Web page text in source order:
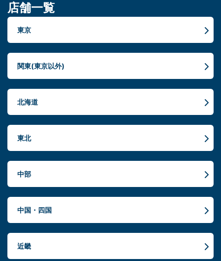
店舗一覧
東京
関東(東京以外)
北海道
東北
中部
中国・四国
近畿